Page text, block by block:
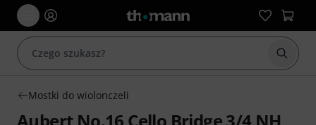
Mostki do wiolonczeli